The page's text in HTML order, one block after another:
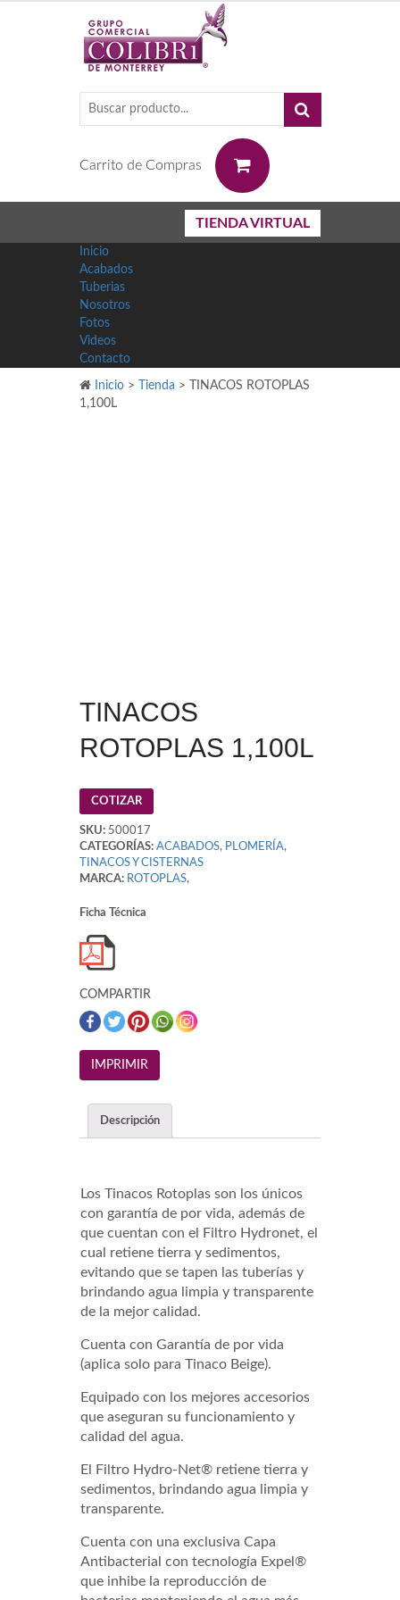
Carrito de Compras
TIENDA VIRTUAL
Inicio
Acabados
Tuberias
Nosotros
Fotos
Videos
Contacto
Inicio > Tienda >
TINACOS ROTOPLAS
1,100L
TINACOS
ROTOPLAS 1,100L
COTIZAR
SKU: 500017
CATEGORÍAS: ACABADOS, PLOMERÍA,
TINACOS Y CISTERNAS
MARCA: ROTOPLAS,
Ficha Técnica
COMPARTIR
Descripción
Los Tinacos Rotoplas son los únicos
con garantía de por vida, además de
que cuentan con el Filtro Hydronet, el
cual retiene tierra y sedimentos,
evitando que se tapen las tuberías y
brindando agua limpia y transparente
de la mejor calidad.
Cuenta con Garantía de por vida
(aplica solo para Tinaco Beige).
Equipado con los mejores accesorios
que aseguran su funcionamiento y
calidad del agua.
El Filtro Hydro-Net® retiene tierra y
sedimentos, brindando agua limpia y
transparente.
Cuenta con una exclusiva Capa
Antibacterial con tecnología Expel®
que inhibe la reproducción de